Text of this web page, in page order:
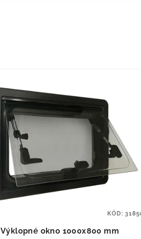
Výklopné okno 1000x800 mm
KÓD: